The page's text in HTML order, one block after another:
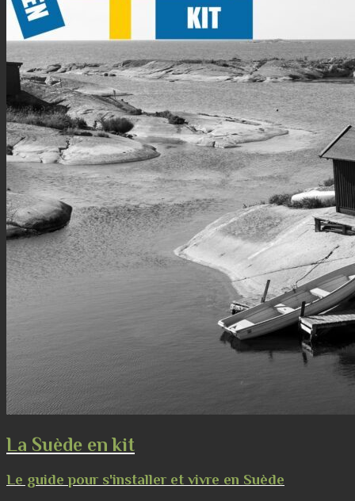
La Suède en kit
Le guide pour s'installer et vivre en Suède